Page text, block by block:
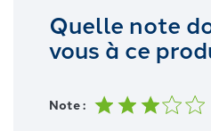
Quelle note
vous à ce
Note :